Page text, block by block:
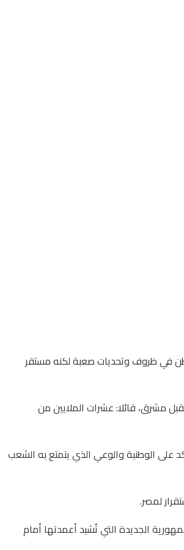
في ظروف وتحديات صعبة لكنه مستقر
مشرق، قائلا: عشرات الملايين من
على الوطنية والوعي الذي يتمتع به الشعب
لمصر.
الجديدة التي تُشيد أعمدتها أمام